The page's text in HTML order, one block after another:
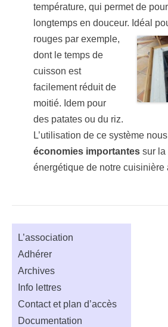
température, qui permet de
longtemps en douceur. Idéal
rouges par exemple,
dont le temps de
cuisson est
facilement réduit de
moitié. Idem pour
des patates ou du riz.
L’utilisation de ce système
économies importantes sur la
énergétique de notre cuisinière
L’association
Adhérer
Archives
Info lettres
Contact et plan d’accès
Documentation